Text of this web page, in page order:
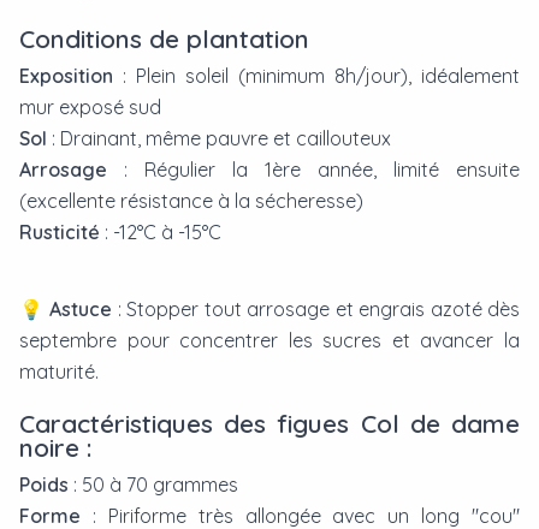
Conditions de plantation
Exposition : Plein soleil (minimum 8h/jour), idéalement
mur exposé sud
Sol : Drainant, même pauvre et caillouteux
Arrosage : Régulier la 1ère année, limité ensuite
(excellente résistance à la sécheresse)
Rusticité : -12°C à -15°C
💡 Astuce : Stopper tout arrosage et engrais azoté dès
septembre pour concentrer les sucres et avancer la
maturité.
Caractéristiques des figues Col de dame
noire :
Poids : 50 à 70 grammes
Forme : Piriforme très allongée avec un long "cou"